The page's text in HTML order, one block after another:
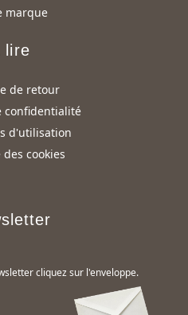
marque
lire
de retour
confidentialité
d'utilisation
cookies
cliquez sur l'enveloppe.